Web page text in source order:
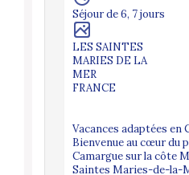
Séjour de 6, 7 jours
LES SAINTES
MARIES DE LA
MER
FRANCE
Vacances adaptées en
Bienvenue au cœur du
Camargue sur la côte
Saintes Maries-de-la-